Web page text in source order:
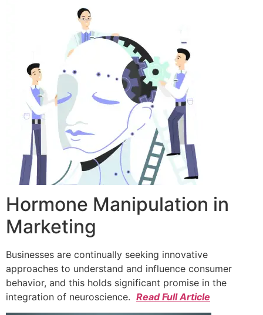
Hormone Manipulation in
Marketing
Businesses are continually seeking innovative
approaches to understand and influence consumer
behavior, and this holds significant promise in the
integration of neuroscience. Read Full Article